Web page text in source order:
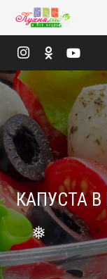
❅
❅
КАПУСТА